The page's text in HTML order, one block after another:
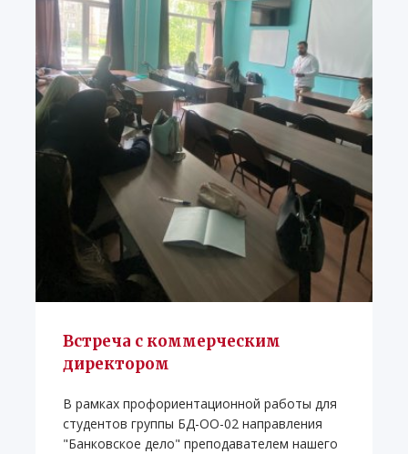
Встреча с коммерческим
директором
В рамках профориентационной работы для
студентов группы БД-ОО-02 направления
"Банковское дело" преподавателем нашего